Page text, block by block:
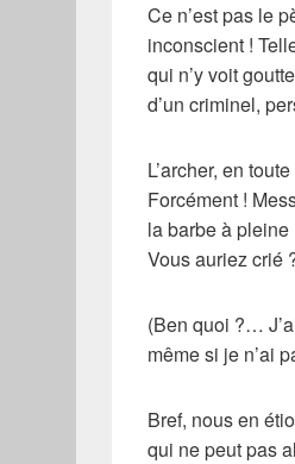
Ce n’est pas le
inconscient !
qui n’y voit
d’un criminel,
L’archer, en
Forcément !
la barbe à pleine
Vous auriez crié
(Ben quoi ?…
même si je n’ai
Bref, nous en
qui ne peut pas